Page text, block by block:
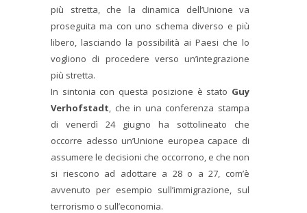
più stretta, che la dinamica dell’Unione va
proseguita ma con uno schema diverso e più
libero, lasciando la possibilità ai Paesi che lo
vogliono di procedere verso un’integrazione
più stretta.
In sintonia con questa posizione è stato Guy
Verhofstadt, che in una conferenza stampa
di venerdì 24 giugno ha sottolineato che
occorre adesso un’Unione europea capace di
assumere le decisioni che occorrono, e che non
si riescono ad adottare a 28 o a 27, com’è
avvenuto per esempio sull’immigrazione, sul
terrorismo o sull’economia.